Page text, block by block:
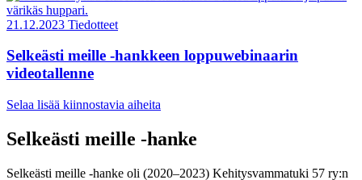
21.12.2023 Tiedotteet
Selkeästi meille -hankkeen loppuwebinaarin
videotallenne
Selaa lisää kiinnostavia aiheita
Selkeästi meille -hanke
Selkeästi meille -hanke oli (2020–2023) Kehitysvammatuki 57 ry:n